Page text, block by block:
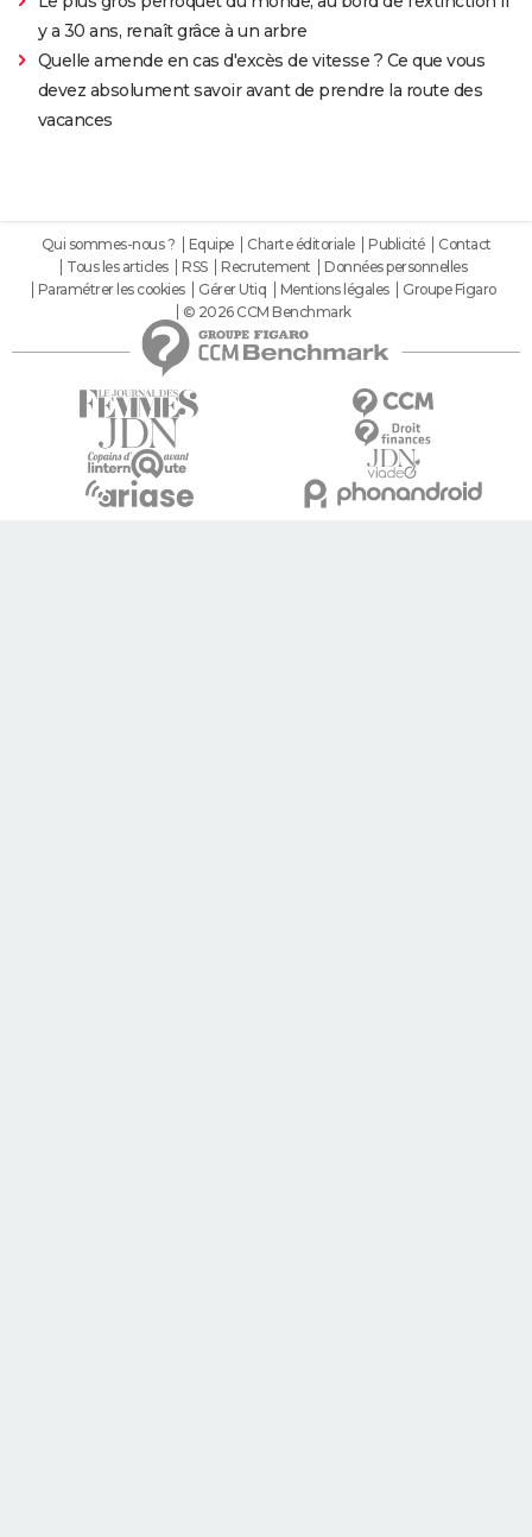
y a 30 ans, renaît grâce à un arbre
Quelle amende en cas d'excès de vitesse ? Ce que vous
devez absolument savoir avant de prendre la route des
vacances
Qui sommes-nous ? Equipe Charte éditoriale Publicité
Contact
Tous les articles
RSS Recrutement
Données personnelles
Paramétrer les cookies
Gérer Utiq Mentions légales
Groupe Figaro
© 2026 CCM Benchmark